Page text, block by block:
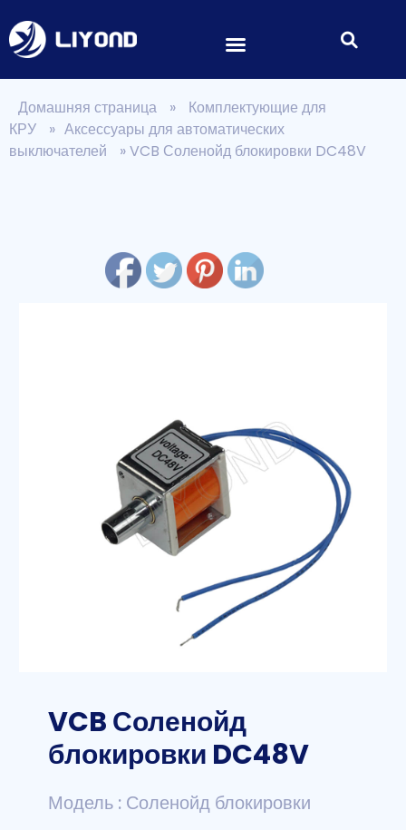
Домашняя страница »
Комплектующие для
КРУ
» Аксессуары для автоматических
выключателей
»VCB Соленойд блокировки DC48V
VCB Соленойд
блокировки DC48V
Модель : Соленойд блокировки